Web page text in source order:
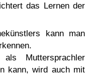
das Lernen der
kann man
Muttersprachler
kann, wird auch mit